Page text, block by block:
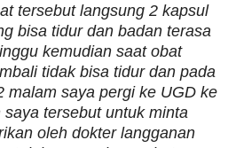
tersebut langsung 2 kapsul
bisa tidur dan badan terasa
kemudian saat obat
tidak bisa tidur dan pada
malam saya pergi ke UGD ke
tersebut untuk minta
oleh dokter langganan